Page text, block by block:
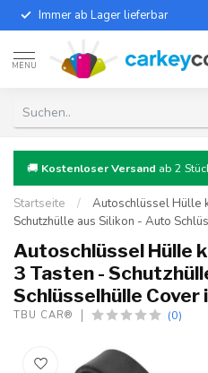
Immer ab Lager lieferbar
MENU
🚚 Kostenloser Versand ab 2
Startseite /
Autoschlüssel Hülle
Schutzhülle aus Silikon - Auto
Autoschlüssel Hülle
3 Tasten -
Schlüsselhülle Cover
TBU CAR® (0)